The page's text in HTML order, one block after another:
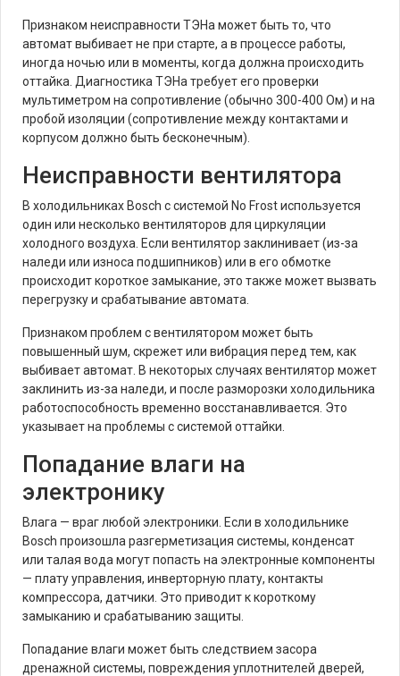
Признаком неисправности ТЭНа может быть то, что
автомат выбивает не при старте, а в процессе работы,
иногда ночью или в моменты, когда должна происходить
оттайка. Диагностика ТЭНа требует его проверки
мультиметром на сопротивление (обычно 300-400 Ом) и на
пробой изоляции (сопротивление между контактами и
корпусом должно быть бесконечным).
Неисправности вентилятора
В холодильниках Bosch с системой No Frost используется
один или несколько вентиляторов для циркуляции
холодного воздуха. Если вентилятор заклинивает (из-за
наледи или износа подшипников) или в его обмотке
происходит короткое замыкание, это также может вызвать
перегрузку и срабатывание автомата.
Признаком проблем с вентилятором может быть
повышенный шум, скрежет или вибрация перед тем, как
выбивает автомат. В некоторых случаях вентилятор может
заклинить из-за наледи, и после разморозки холодильника
работоспособность временно восстанавливается. Это
указывает на проблемы с системой оттайки.
Попадание влаги на
электронику
Влага — враг любой электроники. Если в холодильнике
Bosch произошла разгерметизация системы, конденсат
или талая вода могут попасть на электронные компоненты
— плату управления, инверторную плату, контакты
компрессора, датчики. Это приводит к короткому
замыканию и срабатыванию защиты.
Попадание влаги может быть следствием засора
дренажной системы, повреждения уплотнителей дверей,